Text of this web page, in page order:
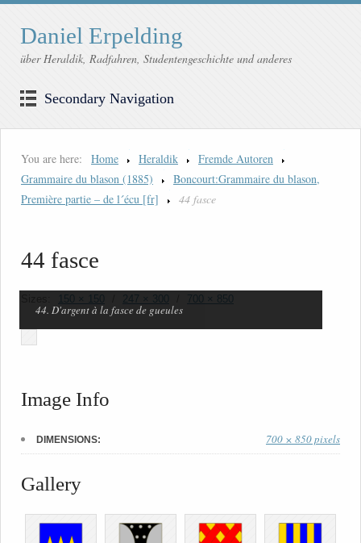
Daniel Erpelding
über Heraldik, Radfahren, Studentengeschichte und anderes
Secondary Navigation
You are here: Home Heraldik
Fremde Autoren
Grammaire du blason (1885)
Boncourt:Grammaire du blason,
Première partie – de l´écu [fr]
44 fasce
44 fasce
150 × 150 247 × 300 700 × 850
44. D'argent à la fasce de gueules
Image Info
DIMENSIONS: 700 × 850 pixels
Gallery